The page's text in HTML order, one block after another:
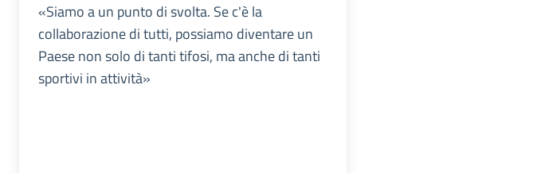
«Siamo a un punto di svolta. Se c'è la
collaborazione di tutti, possiamo diventare un
Paese non solo di tanti tifosi, ma anche di tanti
sportivi in attività»